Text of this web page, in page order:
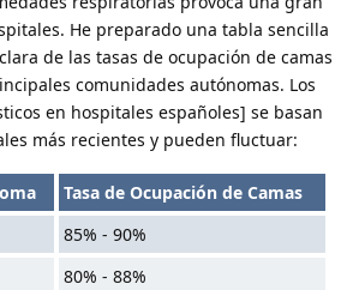
He preparado una tabla sencilla
de las tasas de ocupación de camas
comunidades autónomas. Los
en hospitales españoles] se basan
más recientes y pueden fluctuar:
Tasa de Ocupación de Camas
85% - 90%
80% - 88%